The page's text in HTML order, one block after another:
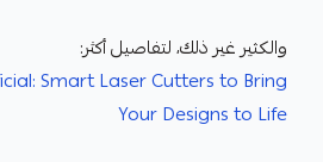
والكثير غير ذلك، لتفاصيل أكثر:
Smart Laser Cutters to Bring
Your Designs to Life